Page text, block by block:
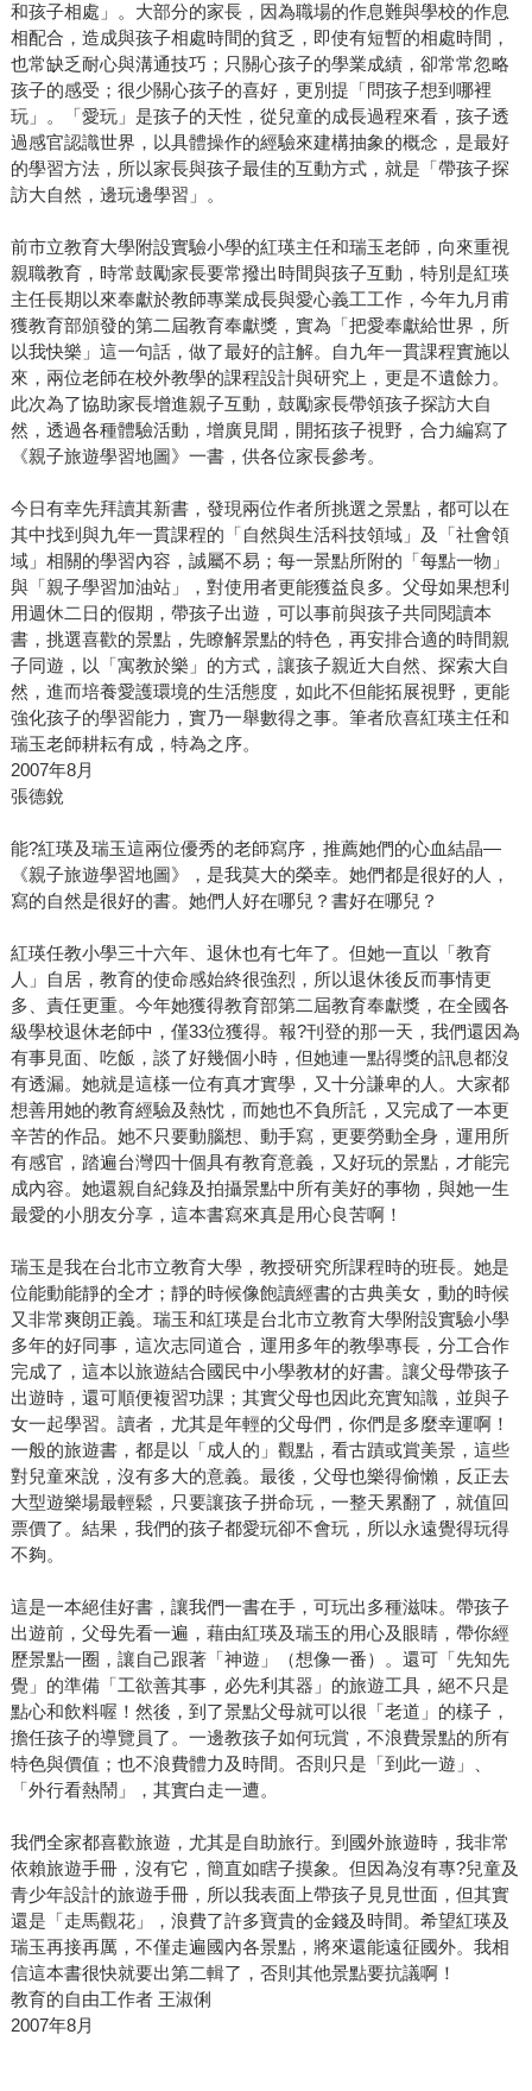
和孩子相處」。大部分的家長，因為職場的作息難與學校的作息
相配合，造成與孩子相處時間的貧乏，即使有短暫的相處時間，
也常缺乏耐心與溝通技巧；只關心孩子的學業成績，卻常常忽略
孩子的感受；很少關心孩子的喜好，更別提「問孩子想到哪裡
玩」。「愛玩」是孩子的天性，從兒童的成長過程來看，孩子透
過感官認識世界，以具體操作的經驗來建構抽象的概念，是最好
的學習方法，所以家長與孩子最佳的互動方式，就是「帶孩子探
訪大自然，邊玩邊學習」。
前市立教育大學附設實驗小學的紅瑛主任和瑞玉老師，向來重視
親職教育，時常鼓勵家長要常撥出時間與孩子互動，特別是紅瑛
主任長期以來奉獻於教師專業成長與愛心義工工作，今年九月甫
獲教育部頒發的第二屆教育奉獻獎，實為「把愛奉獻給世界，所
以我快樂」這一句話，做了最好的註解。自九年一貫課程實施以
來，兩位老師在校外教學的課程設計與研究上，更是不遺餘力。
此次為了協助家長增進親子互動，鼓勵家長帶領孩子探訪大自
然，透過各種體驗活動，增廣見聞，開拓孩子視野，合力編寫了
《親子旅遊學習地圖》一書，供各位家長參考。
今日有幸先拜讀其新書，發現兩位作者所挑選之景點，都可以在
其中找到與九年一貫課程的「自然與生活科技領域」及「社會領
域」相關的學習內容，誠屬不易；每一景點所附的「每點一物」
與「親子學習加油站」，對使用者更能獲益良多。父母如果想利
用週休二日的假期，帶孩子出遊，可以事前與孩子共同閱讀本
書，挑選喜歡的景點，先瞭解景點的特色，再安排合適的時間親
子同遊，以「寓教於樂」的方式，讓孩子親近大自然、探索大自
然，進而培養愛護環境的生活態度，如此不但能拓展視野，更能
強化孩子的學習能力，實乃一舉數得之事。筆者欣喜紅瑛主任和
瑞玉老師耕耘有成，特為之序。
2007年8月
張德銳
能?紅瑛及瑞玉這兩位優秀的老師寫序，推薦她們的心血結晶—
《親子旅遊學習地圖》，是我莫大的榮幸。她們都是很好的人，
寫的自然是很好的書。她們人好在哪兒？書好在哪兒？
紅瑛任教小學三十六年、退休也有七年了。但她一直以「教育
人」自居，教育的使命感始終很強烈，所以退休後反而事情更
多、責任更重。今年她獲得教育部第二屆教育奉獻獎，在全國各
級學校退休老師中，僅33位獲得。報?刊登的那一天，我們還因為
有事見面、吃飯，談了好幾個小時，但她連一點得獎的訊息都沒
有透漏。她就是這樣一位有真才實學，又十分謙卑的人。大家都
想善用她的教育經驗及熱忱，而她也不負所託，又完成了一本更
辛苦的作品。她不只要動腦想、動手寫，更要勞動全身，運用所
有感官，踏遍台灣四十個具有教育意義，又好玩的景點，才能完
成內容。她還親自紀錄及拍攝景點中所有美好的事物，與她一生
最愛的小朋友分享，這本書寫來真是用心良苦啊！
瑞玉是我在台北市立教育大學，教授研究所課程時的班長。她是
位能動能靜的全才；靜的時候像飽讀經書的古典美女，動的時候
又非常爽朗正義。瑞玉和紅瑛是台北市立教育大學附設實驗小學
多年的好同事，這次志同道合，運用多年的教學專長，分工合作
完成了，這本以旅遊結合國民中小學教材的好書。讓父母帶孩子
出遊時，還可順便複習功課；其實父母也因此充實知識，並與子
女一起學習。讀者，尤其是年輕的父母們，你們是多麼幸運啊！
一般的旅遊書，都是以「成人的」觀點，看古蹟或賞美景，這些
對兒童來說，沒有多大的意義。最後，父母也樂得偷懶，反正去
大型遊樂場最輕鬆，只要讓孩子拼命玩，一整天累翻了，就值回
票價了。結果，我們的孩子都愛玩卻不會玩，所以永遠覺得玩得
不夠。
這是一本絕佳好書，讓我們一書在手，可玩出多種滋味。帶孩子
出遊前，父母先看一遍，藉由紅瑛及瑞玉的用心及眼睛，帶你經
歷景點一圈，讓自己跟著「神遊」（想像一番）。還可「先知先
覺」的準備「工欲善其事，必先利其器」的旅遊工具，絕不只是
點心和飲料喔！然後，到了景點父母就可以很「老道」的樣子，
擔任孩子的導覽員了。一邊教孩子如何玩賞，不浪費景點的所有
特色與價值；也不浪費體力及時間。否則只是「到此一遊」、
「外行看熱鬧」，其實白走一遭。
我們全家都喜歡旅遊，尤其是自助旅行。到國外旅遊時，我非常
依賴旅遊手冊，沒有它，簡直如瞎子摸象。但因為沒有專?兒童及
青少年設計的旅遊手冊，所以我表面上帶孩子見見世面，但其實
還是「走馬觀花」，浪費了許多寶貴的金錢及時間。希望紅瑛及
瑞玉再接再厲，不僅走遍國內各景點，將來還能遠征國外。我相
信這本書很快就要出第二輯了，否則其他景點要抗議啊！
教育的自由工作者 王淑俐
2007年8月